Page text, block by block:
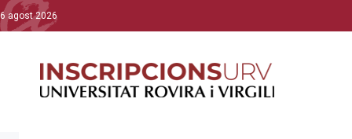
6 agost 2026